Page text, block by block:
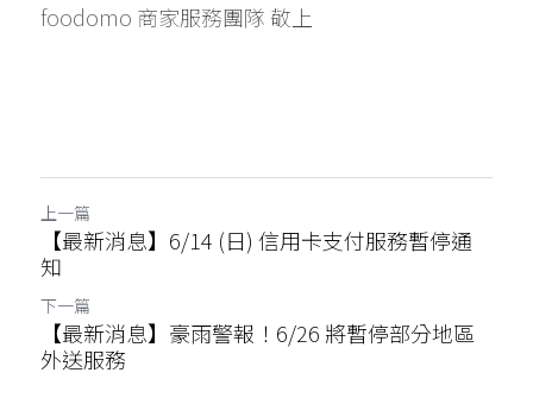
foodomo 商家服務團隊 敬上
上一篇
【最新消息】6/14 (日) 信用卡支付服務暫停通
知
下一篇
【最新消息】豪雨警報！6/26 將暫停部分地區
外送服務